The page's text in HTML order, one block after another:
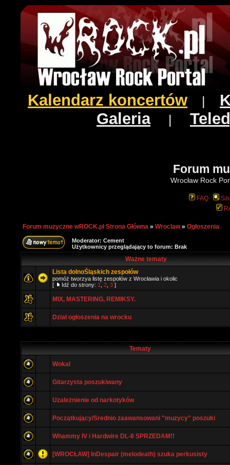
Kalendarz koncertów
Galeria|
Forum
Wrocław Rock
FAQ
Forum muzyczne wROCK.pl Strona Główna » Wroclaw» Ogłoszenia
Moderator: Cement
Użytkownicy przeglądający to forum: Brak
Ważne tematy
Lista dolnoŚląskich zespołów
pomóż tworzya listę zespołów z Wrocławia i okolic
[
Idź do strony: 1 2 3 ]
MIX, MASTERING, REMIKSY.
Dział ogłoszenia na wrocku
Tematy
Wokal
Gitarzysta poszukiwany
Uzależnienie od narkotyków
Początkujący/Srednio zaawansowani "muzycy" poszuki
Whammy IV i Hardwire DL-8 SPRZEDAM!!
[WROCŁAW] InDespair (melodeath) szuka perkusisty